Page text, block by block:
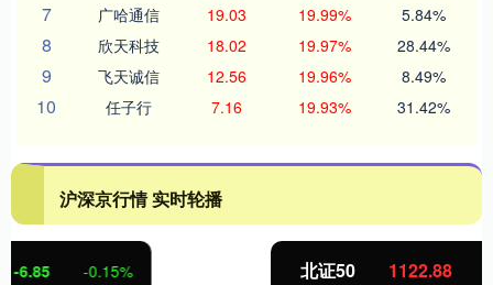
7 广哈通信 19.03 19.99% 5.84%
8 欣天科技 18.02 19.97% 28.44%
9 飞天诚信 12.56 19.96% 8.49%
10 任子行 7.16 19.93% 31.42%
沪深京行情 实时轮播
北证50 3.42 0.30%